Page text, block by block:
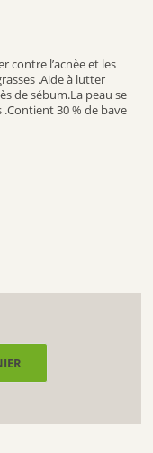
contre l’acnèe et les
.Aide à lutter
de sébum.La peau se
30 % de bave